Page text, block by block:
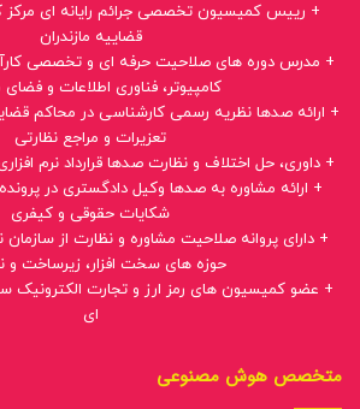
+ رییس کمیسیون تخصصی جرائم رایانه ای مرکز
قضاییه مازندران
+ مدرس دوره های صلاحیت حرفه ای و تخصصی
کامپیوتر، فناوری اطلاعات و
+ ارائه صدها نظریه رسمی کارشناسی در محاکم
تعزیرات و مراجع نظارتی
+ داوری، حل اختلاف و نظارت صدها قرارداد نرم
+ ارائه مشاوره به صدها وکیل دادگستری در
شکایات حقوقی و کیفری
+ دارای پروانه صلاحیت مشاوره و نظارت از سازمان
حوزه های سخت افزار، زیرساخت و
+ عضو کمیسیون های رمز ارز و تجارت الکترونیک
ای
متخصص هوش مصنوعی